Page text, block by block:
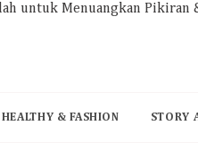
untuk Menuangkan Pikiran
& FASHION STORY